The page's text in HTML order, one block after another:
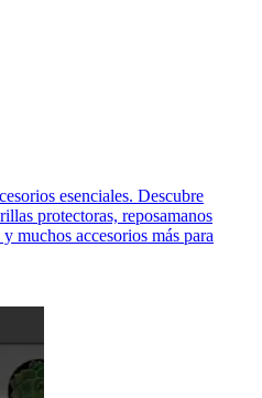
esenciales. Descubre
protectoras, reposamanos
muchos accesorios más para